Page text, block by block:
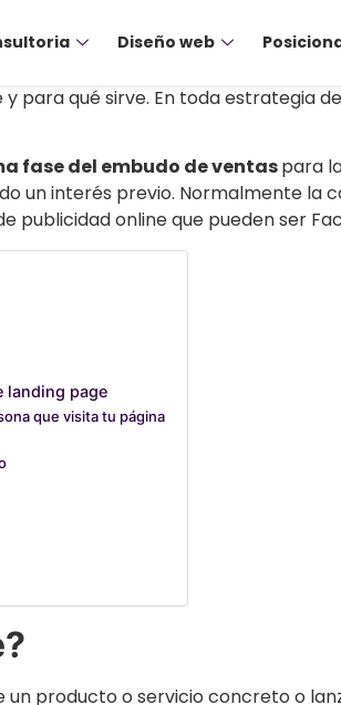
Diseño web
para qué sirve. En toda estrategia
fase del embudo de ventaspara
un interés previo. Normalmente la
online que pueden ser
landing page
que visita tu página
un producto o servicio concreto o